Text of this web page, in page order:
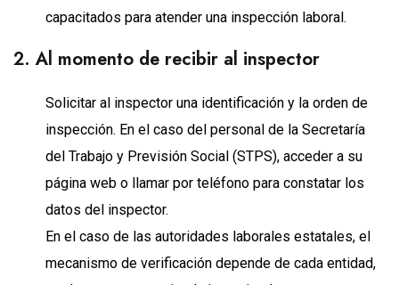
capacitados para atender una inspección laboral.
2. Al momento de recibir al inspector
Solicitar al inspector una identificación y la orden de
inspección. En el caso del personal de la Secretaría
del Trabajo y Previsión Social (STPS), acceder a su
página web o llamar por teléfono para constatar los
datos del inspector.
En el caso de las autoridades laborales estatales, el
mecanismo de verificación depende de cada entidad,